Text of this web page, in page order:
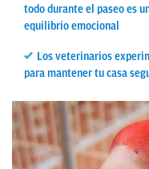
todo durante el paseo es
equilibrio emocional
Los veterinarios
para mantener tu casa